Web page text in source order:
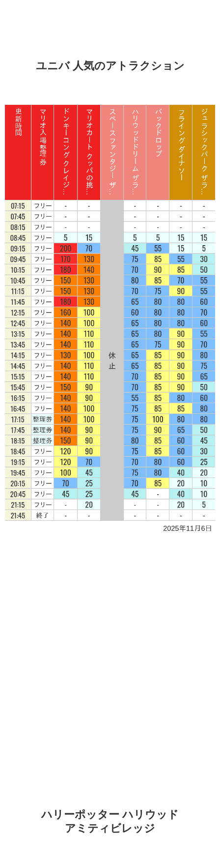
ユニバ 人気のアトラクション
ハリーポッター ハリウッド
アミティビレッジ